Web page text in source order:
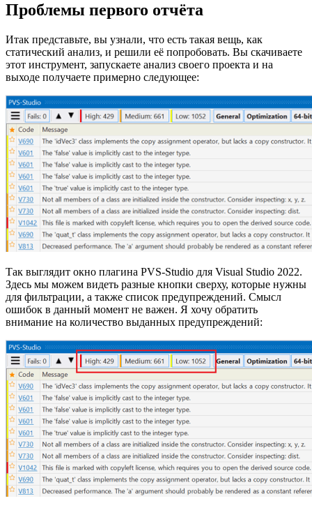
Проблемы первого отчёта
Итак представьте, вы узнали, что есть такая вещь, как
статический анализ, и решили её попробовать. Вы скачиваете
этот инструмент, запускаете анализ своего проекта и на
выходе получаете примерно следующее:
Так выглядит окно плагина PVS-Studio для Visual Studio 2022.
Здесь мы можем видеть разные кнопки сверху, которые нужны
для фильтрации, а также список предупреждений. Смысл
ошибок в данный момент не важен. Я хочу обратить
внимание на количество выданных предупреждений: